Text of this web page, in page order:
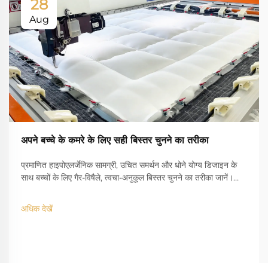
28
Aug
अपने बच्चे के कमरे के लिए सही बिस्तर चुनने का तरीका
प्रमाणित हाइपोएलर्जेनिक सामग्री, उचित समर्थन और धोने योग्य डिजाइन के
साथ बच्चों के लिए गैर-विषैले, त्वचा-अनुकूल बिस्तर चुनने का तरीका जानें।
अधिक देखें